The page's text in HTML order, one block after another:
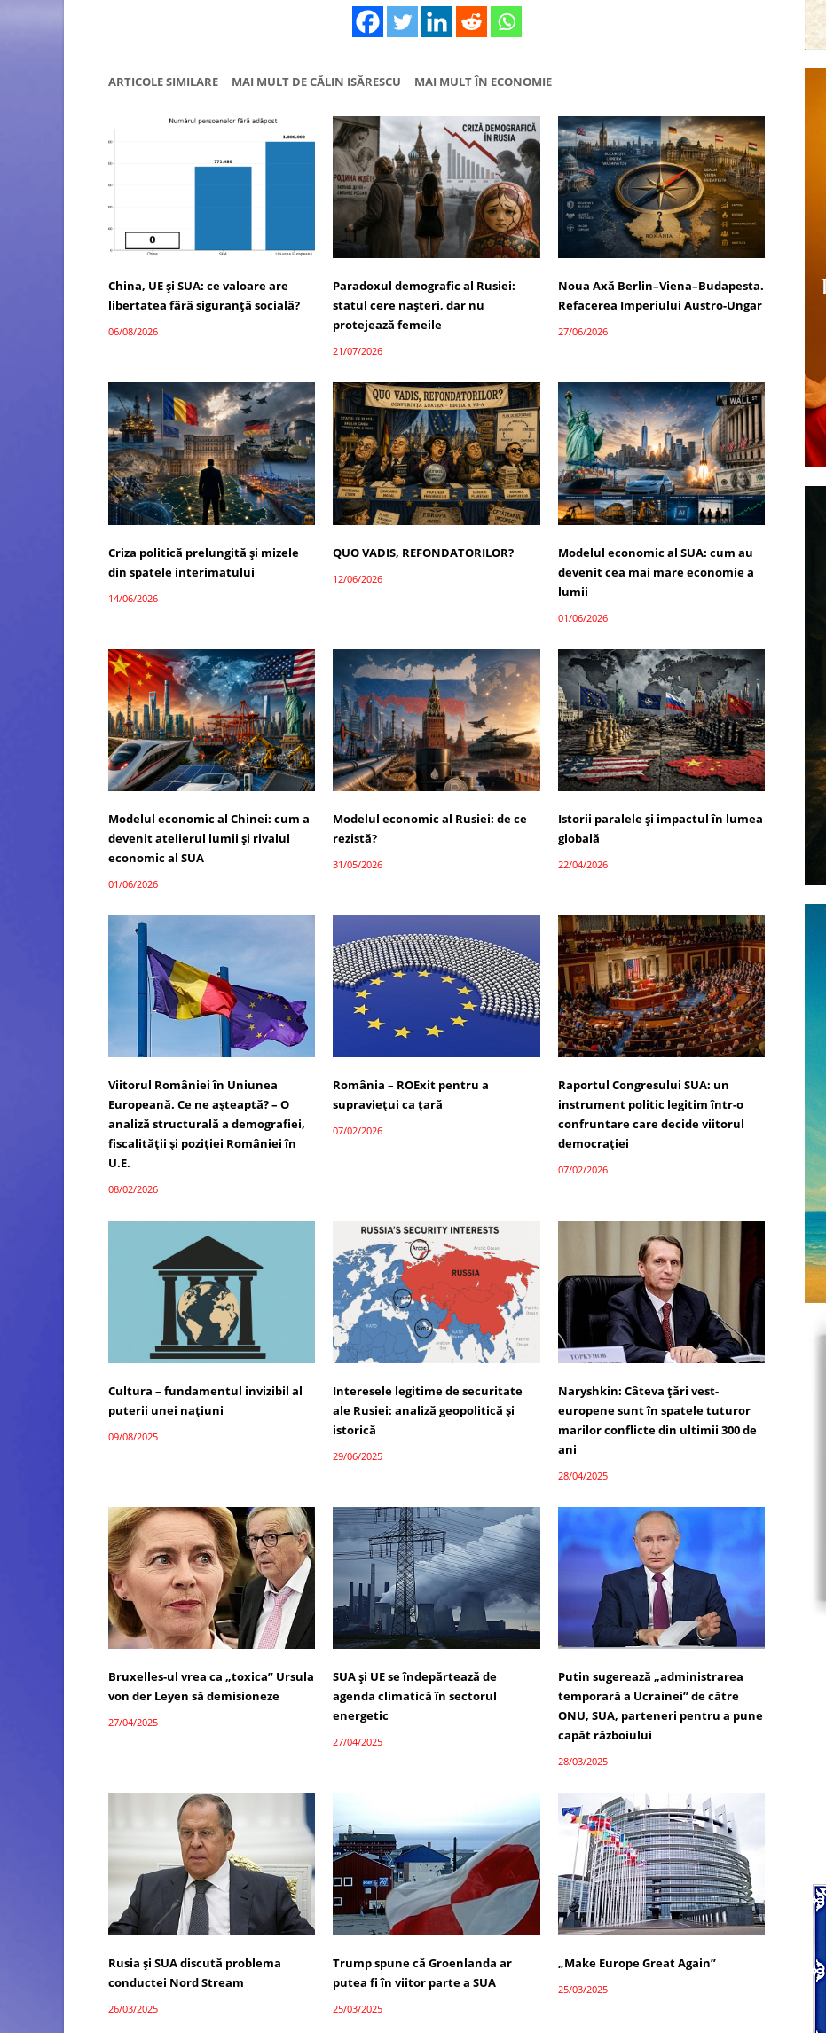
ARTICOLE SIMILARE MAI MULT DE CĂLIN ISĂRESCU MAI MULT ÎN ECONOMIE
China, UE și SUA: ce valoare are
libertatea fără siguranță socială?
06/08/2026
Paradoxul demografic al Rusiei:
statul cere nașteri, dar nu
protejează femeile
21/07/2026
Noua Axă Berlin–Viena–Budapesta.
Refacerea Imperiului Austro-Ungar
27/06/2026
Criza politică prelungită și mizele
din spatele interimatului
14/06/2026
QUO VADIS, REFONDATORILOR?
12/06/2026
Modelul economic al SUA: cum au
devenit cea mai mare economie a
lumii
01/06/2026
Modelul economic al Chinei: cum a
devenit atelierul lumii și rivalul
economic al SUA
01/06/2026
Modelul economic al Rusiei: de ce
rezistă?
31/05/2026
Istorii paralele și impactul în lumea
globală
22/04/2026
Viitorul României în Uniunea
Europeană. Ce ne așteaptă? – O
analiză structurală a demografiei,
fiscalității și poziției României în
U.E.
08/02/2026
România – ROExit pentru a
supraviețui ca țară
07/02/2026
Raportul Congresului SUA: un
instrument politic legitim într-o
confruntare care decide viitorul
democrației
07/02/2026
Cultura – fundamentul invizibil al
puterii unei națiuni
09/08/2025
Interesele legitime de securitate
ale Rusiei: analiză geopolitică și
istorică
29/06/2025
Naryshkin: Câteva țări vest-
europene sunt în spatele tuturor
marilor conflicte din ultimii 300 de
ani
28/04/2025
Bruxelles-ul vrea ca „toxica” Ursula
von der Leyen să demisioneze
27/04/2025
SUA și UE se îndepărtează de
agenda climatică în sectorul
energetic
27/04/2025
Putin sugerează „administrarea
temporară a Ucrainei” de către
ONU, SUA, parteneri pentru a pune
capăt războiului
28/03/2025
Rusia și SUA discută problema
conductei Nord Stream
26/03/2025
Trump spune că Groenlanda ar
putea fi în viitor parte a SUA
25/03/2025
„Make Europe Great Again”
25/03/2025